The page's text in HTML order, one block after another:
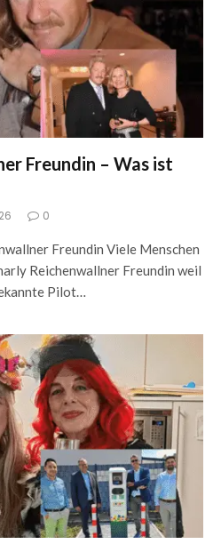
Freundin – Was ist
0
Freundin Viele Menschen
Reichenwallner Freundin weil
Pilot…